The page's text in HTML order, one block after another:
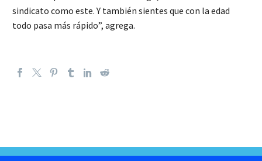
sindicato como este. Y también sientes que con la edad
todo pasa más rápido”, agrega.